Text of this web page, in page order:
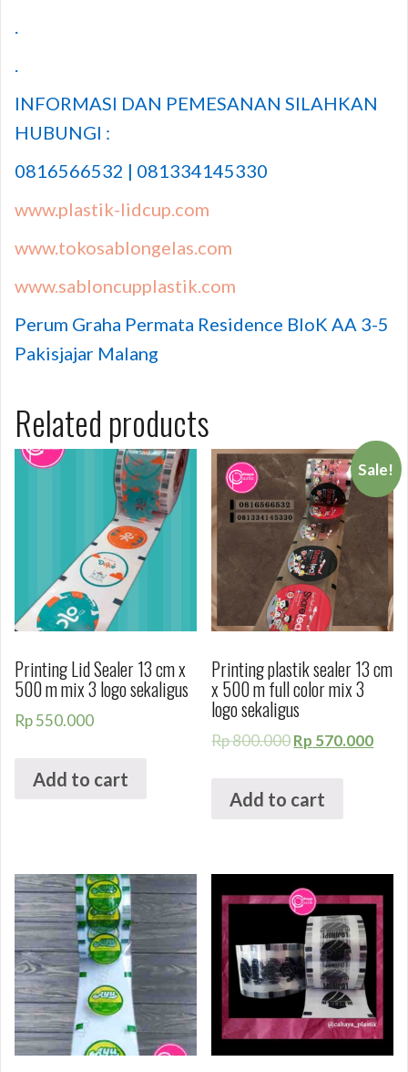
.
.
INFORMASI DAN PEMESANAN SILAHKAN
HUBUNGI :
0816566532 | 081334145330
www.plastik-lidcup.com
www.tokosablongelas.com
www.sabloncupplastik.com
Perum Graha Permata Residence BloK AA 3-5
Pakisjajar Malang
Related products
Printing Lid Sealer 13 cm x
500 m mix 3 logo sekaligus
Rp550.000
Add to cart
Sale!
Printing plastik sealer 13 cm
x 500 m full color mix 3
logo sekaligus
Rp800.000Rp 570.000
Add to cart